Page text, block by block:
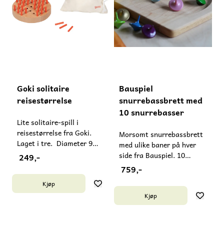
Goki solitaire
reisestørrelse
Lite solitaire-spill i
reisestørrelse fra Goki.
Laget i tre. Diameter 9
cm. Passer fra 6 år.
Inneholder små deler - må
ikke gis til barn under 3 år.
Laget i Kina.
249,-
Kjøp
Bauspiel
snurrebassbrett med
10 snurrebasser
Morsomt snurrebassbrett
med ulike baner på hver
side fra Bauspiel. 10
fargerike snurrebasser
følger med. Laget i tre.
Passer fra 3 år. Mål brett:
25x25x3 cm. Laget i
Tyskland.
759,-
Kjøp